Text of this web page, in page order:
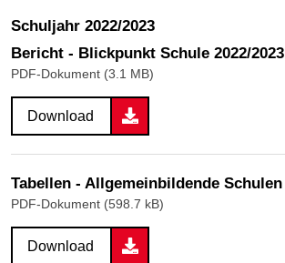
Schuljahr 2022/2023
Bericht - Blickpunkt Schule 2022/2023
PDF-Dokument (3.1 MB)
Download
Tabellen - Allgemeinbildende Schulen
PDF-Dokument (598.7 kB)
Download